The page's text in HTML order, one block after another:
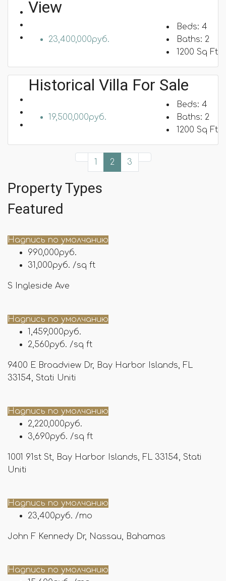
View
23,400,000руб.
Beds: 4
Baths: 2
1200 Sq Ft
Historical Villa For Sale
19,500,000руб.
Beds: 4
Baths: 2
1200 Sq Ft
1 2 3
Property Types
Featured
Надпись по умолчанию
990,000руб.
31,000руб. /sq ft
S Ingleside Ave
Надпись по умолчанию
1,459,000руб.
2,560руб. /sq ft
9400 E Broadview Dr, Bay Harbor Islands, FL
33154, Stati Uniti
Надпись по умолчанию
2,220,000руб.
3,690руб. /sq ft
1001 91st St, Bay Harbor Islands, FL 33154, Stati
Uniti
Надпись по умолчанию
23,400руб. /mo
John F Kennedy Dr, Nassau, Bahamas
Надпись по умолчанию